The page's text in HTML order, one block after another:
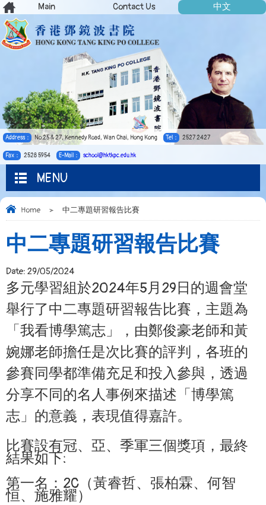
Address： No.25 & 27, Kennedy Road, Wan Chai, Hong Kong Tel： 2527 2427
Fax： 2528 5954 E-Mail： school@hktkpc.edu.hk
中文
Contact Us
Main
MENU
Home > 中二專題研習報告比賽
中二專題研習報告比賽
Date: 29/05/2024
多元學習組於2024年5月29日的週會堂
舉行了中二專題研習報告比賽，主題為
「我看博學篤志」，由鄭俊豪老師和黃
婉娜老師擔任是次比賽的評判，各班的
參賽同學都準備充足和投入參與，透過
分享不同的名人事例來描述「博學篤
志」的意義，表現值得嘉許。
比賽設有冠、亞、季軍三個獎項，最終
結果如下:
第一名：2C（黃睿哲、張柏霖、何智
恒、施雅耀）